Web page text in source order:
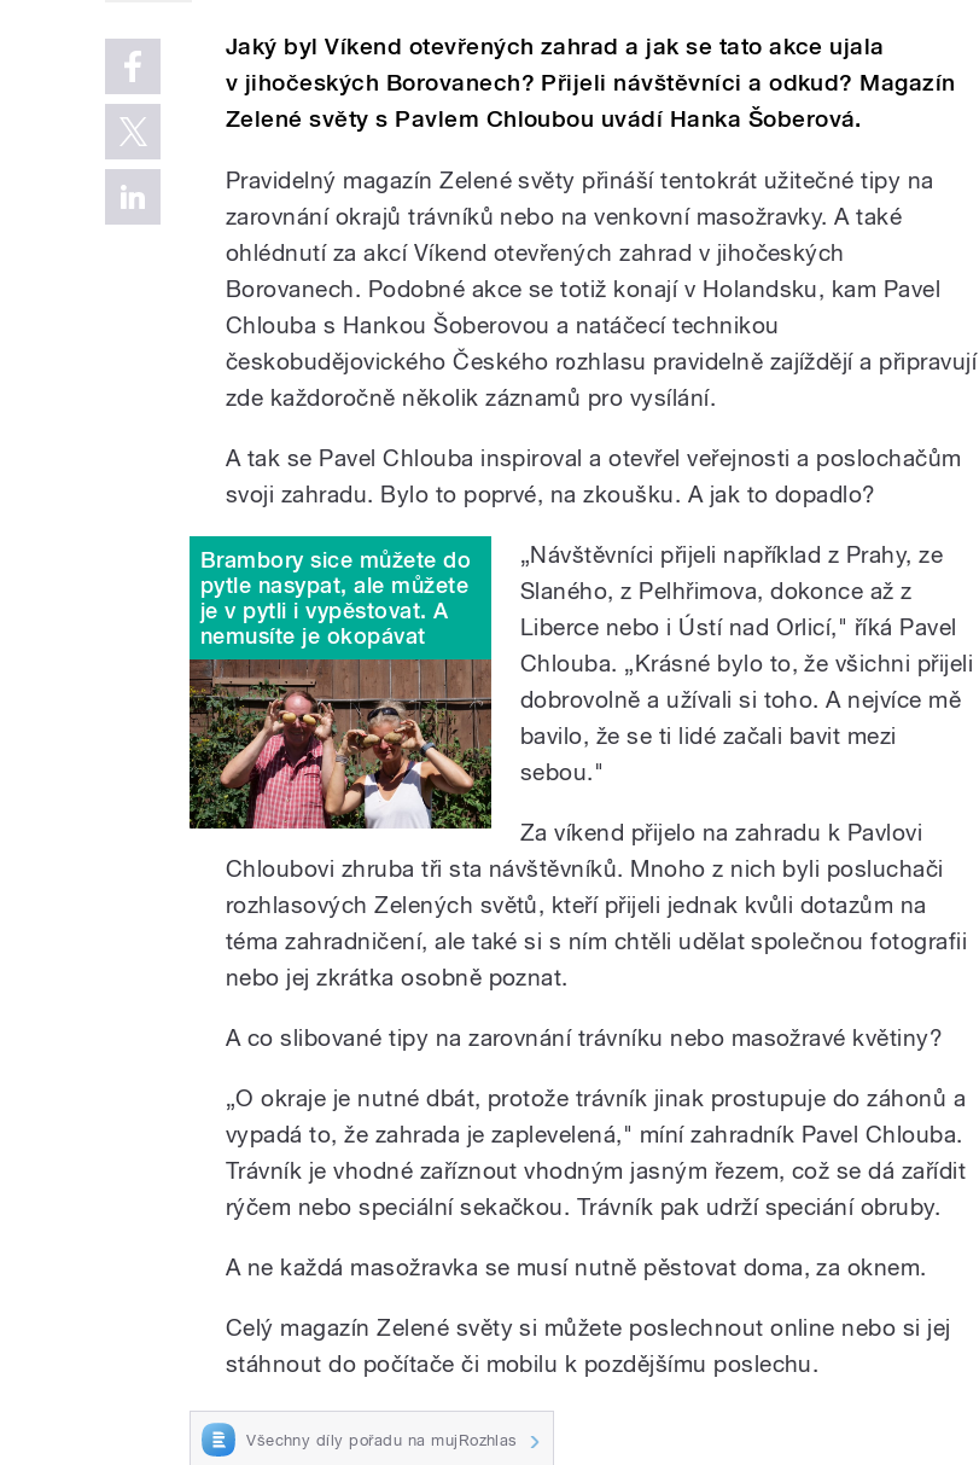
Jaký byl Víkend otevřených zahrad a jak se tato akce ujala
v jihočeských Borovanech? Přijeli návštěvníci a odkud? Magazín
Zelené světy s Pavlem Chloubou uvádí Hanka Šoberová.
Pravidelný magazín Zelené světy přináší tentokrát užitečné tipy na
zarovnání okrajů trávníků nebo na venkovní masožravky. A také
ohlédnutí za akcí Víkend otevřených zahrad v jihočeských
Borovanech. Podobné akce se totiž konají v Holandsku, kam Pavel
Chlouba s Hankou Šoberovou a natáčecí technikou
českobudějovického Českého rozhlasu pravidelně zajíždějí a připravují
zde každoročně několik záznamů pro vysílání.
A tak se Pavel Chlouba inspiroval a otevřel veřejnosti a poslochačům
svoji zahradu. Bylo to poprvé, na zkoušku. A jak to dopadlo?
Brambory sice můžete do
pytle nasypat, ale můžete
je v pytli i vypěstovat. A
nemusíte je okopávat
„Návštěvníci přijeli například z Prahy, ze
Slaného, z Pelhřimova, dokonce až z
Liberce nebo i Ústí nad Orlicí," říká Pavel
Chlouba. „Krásné bylo to, že všichni přijeli
dobrovolně a užívali si toho. A nejvíce mě
bavilo, že se ti lidé začali bavit mezi
sebou."
Za víkend přijelo na zahradu k Pavlovi
Chloubovi zhruba tři sta návštěvníků. Mnoho z nich byli posluchači
rozhlasových Zelených světů, kteří přijeli jednak kvůli dotazům na
téma zahradničení, ale také si s ním chtěli udělat společnou fotografii
nebo jej zkrátka osobně poznat.
A co slibované tipy na zarovnání trávníku nebo masožravé květiny?
„O okraje je nutné dbát, protože trávník jinak prostupuje do záhonů a
vypadá to, že zahrada je zaplevelená," míní zahradník Pavel Chlouba.
Trávník je vhodné zaříznout vhodným jasným řezem, což se dá zařídit
rýčem nebo speciální sekačkou. Trávník pak udrží speciání obruby.
A ne každá masožravka se musí nutně pěstovat doma, za oknem.
Celý magazín Zelené světy si můžete poslechnout online nebo si jej
stáhnout do počítače či mobilu k pozdějšímu poslechu.
Všechny díly pořadu na mujRozhlas